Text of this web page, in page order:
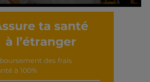
Découvrir cet interview